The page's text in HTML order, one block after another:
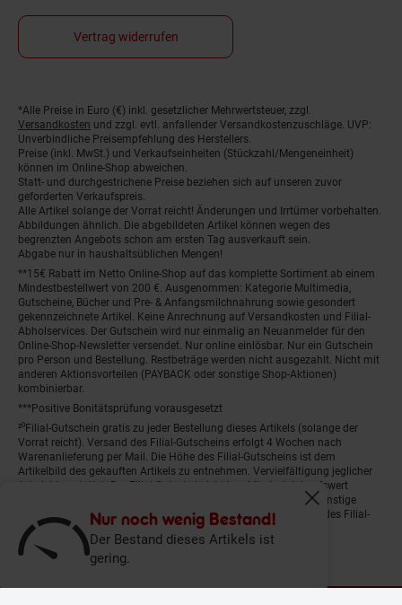
Nur noch wenig Bestand!
Der Bestand dieses Artikels ist
gering.
Fenster
Vertrag widerrufen
Fußnoten
*Alle Preise in Euro (€) inkl. gesetzlicher Mehrwertsteuer, zzgl.
Versandkosten und zzgl. evtl. anfallender Versandkostenzuschläge. UVP:
Unverbindliche Preisempfehlung des Herstellers.
Preise (inkl. MwSt.) und Verkaufseinheiten (Stückzahl/Mengeneinheit)
können im Online-Shop abweichen.
Statt- und durchgestrichene Preise beziehen sich auf unseren zuvor
geforderten Verkaufspreis.
Alle Artikel solange der Vorrat reicht! Änderungen und Irrtümer vorbehalten.
Abbildungen ähnlich. Die abgebildeten Artikel können wegen des
begrenzten Angebots schon am ersten Tag ausverkauft sein.
Abgabe nur in haushaltsüblichen Mengen!
**15€ Rabatt im Netto Online-Shop auf das komplette Sortiment ab einem
Mindestbestellwert von 200 €. Ausgenommen: Kategorie Multimedia,
Gutscheine, Bücher und Pre- & Anfangsmilchnahrung sowie gesondert
gekennzeichnete Artikel. Keine Anrechnung auf Versandkosten und Filial-
Abholservices. Der Gutschein wird nur einmalig an Neuanmelder für den
Online-Shop-Newsletter versendet. Nur online einlösbar. Nur ein Gutschein
pro Person und Bestellung. Restbeträge werden nicht ausgezahlt. Nicht mit
anderen Aktionsvorteilen (PAYBACK oder sonstige Shop-Aktionen)
kombinierbar.
***Positive Bonitätsprüfung vorausgesetzt
²⁰Filial-Gutschein gratis zu jeder Bestellung dieses Artikels (solange der
Vorrat reicht). Versand des Filial-Gutscheins erfolgt 4 Wochen nach
Warenanlieferung per Mail. Die Höhe des Filial-Gutscheins ist dem
Artikelbild des gekauften Artikels zu entnehmen. Vervielfältigung jeglicher
Art nicht gestattet. Der Filial-Gutschein ist ohne Mindesteinkaufswert
einlösbar. Nicht mit anderen Aktionsvorteilen (PAYBACK oder sonstige
Shop-Aktionen) kombinierbar. Der jeweilige Gültigkeitszeitraum des Filial-
Gutscheins ist darauf vermerkt.